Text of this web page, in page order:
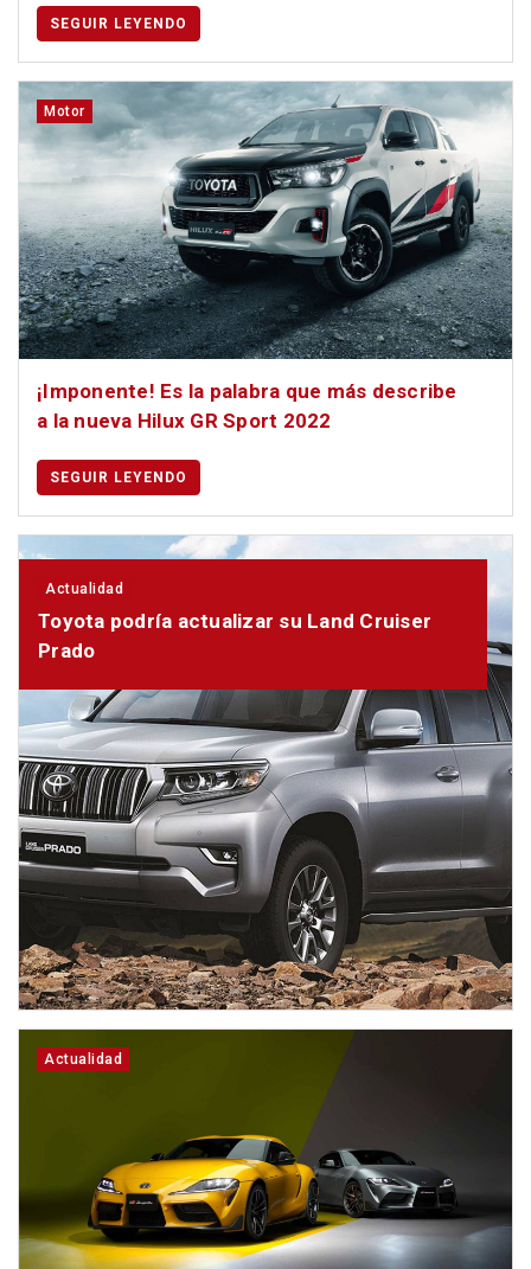
SEGUIR LEYENDO
Motor
¡Imponente! Es la palabra que más describe
a la nueva Hilux GR Sport 2022
SEGUIR LEYENDO
Actualidad
Toyota podría actualizar su Land Cruiser
Prado
Actualidad